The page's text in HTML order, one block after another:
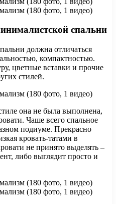
спальни
должна отличаться
компактностью.
цветные вставки и прочие
стилей.
она не была выполнена,
Чаше всего спальное
подиуме. Прекрасно
кровать-татами в
не принято выделять –
либо выглядит просто и